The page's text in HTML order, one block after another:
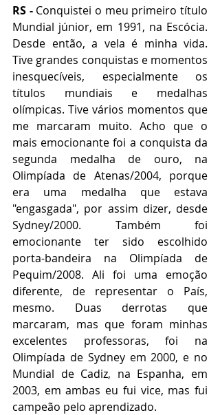
RS - Conquistei o meu primeiro título
Mundial júnior, em 1991, na Escócia.
Desde então, a vela é minha vida.
Tive grandes conquistas e momentos
inesquecíveis, especialmente os
títulos mundiais e medalhas
olímpicas. Tive vários momentos que
me marcaram muito. Acho que o
mais emocionante foi a conquista da
segunda medalha de ouro, na
Olimpíada de Atenas/2004, porque
era uma medalha que estava
"engasgada", por assim dizer, desde
Sydney/2000. Também foi
emocionante ter sido escolhido
porta-bandeira na Olimpíada de
Pequim/2008. Ali foi uma emoção
diferente, de representar o País,
mesmo. Duas derrotas que
marcaram, mas que foram minhas
excelentes professoras, foi na
Olimpíada de Sydney em 2000, e no
Mundial de Cadiz, na Espanha, em
2003, em ambas eu fui vice, mas fui
campeão pelo aprendizado.